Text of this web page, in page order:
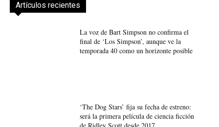
Artículos recientes
La voz de Bart Simpson no confirma el
final de ‘Los Simpson’, aunque ve la
temporada 40 como un horizonte posible
‘The Dog Stars’ fija su fecha de estreno:
será la primera película de ciencia ficción
de Ridley Scott desde 2017